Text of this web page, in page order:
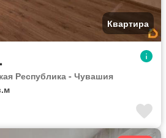
Квартира
Республика - Чувашия